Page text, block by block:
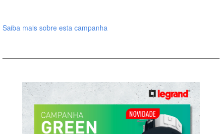
Saiba mais sobre esta campanha